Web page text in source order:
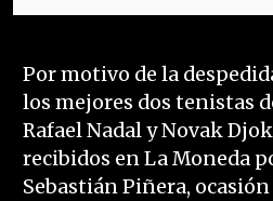
Por motivo de la
los mejores dos tenistas
Rafael Nadal y Novak
recibidos en La Moneda
Sebastián Piñera, ocasión